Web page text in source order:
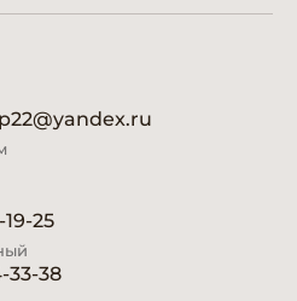
19-25
33-38